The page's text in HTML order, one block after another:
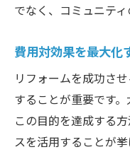
でなく、コミュニティ
費用対効果を最大化
リフォームを成功さ
することが重要です。
この目的を達成する
スを活用することが